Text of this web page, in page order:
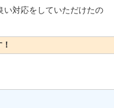
い対応をしていただけたの